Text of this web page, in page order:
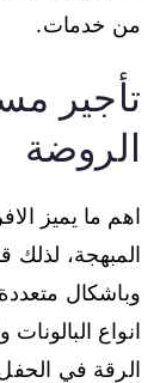
من خدمات.
تأجير
الروضة
اهم ما يميز
المبهجة، لذلك
وباشكال
انواع
الرقة في